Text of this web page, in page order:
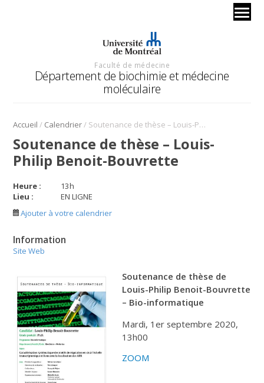
Faculté de médecine
Département de biochimie et médecine
moléculaire
Accueil / Calendrier/ Soutenance de thèse – Louis-Philip Benoit-Bouvrette
Soutenance de thèse – Louis-
Philip Benoit-Bouvrette
Heure : 13h
Lieu :
EN LIGNE
Ajouter à votre calendrier
Information
Site Web
Soutenance de thèse de
Louis-Philip Benoit-Bouvrette
– Bio-informatique
Mardi, 1er septembre 2020,
13h00
ZOOM